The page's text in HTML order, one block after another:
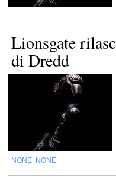
Lionsgate
di Dredd
NONE NONE